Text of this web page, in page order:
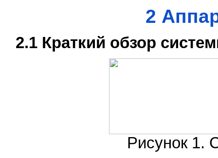
2
2.1 Краткий обзор
Рисунок 1.